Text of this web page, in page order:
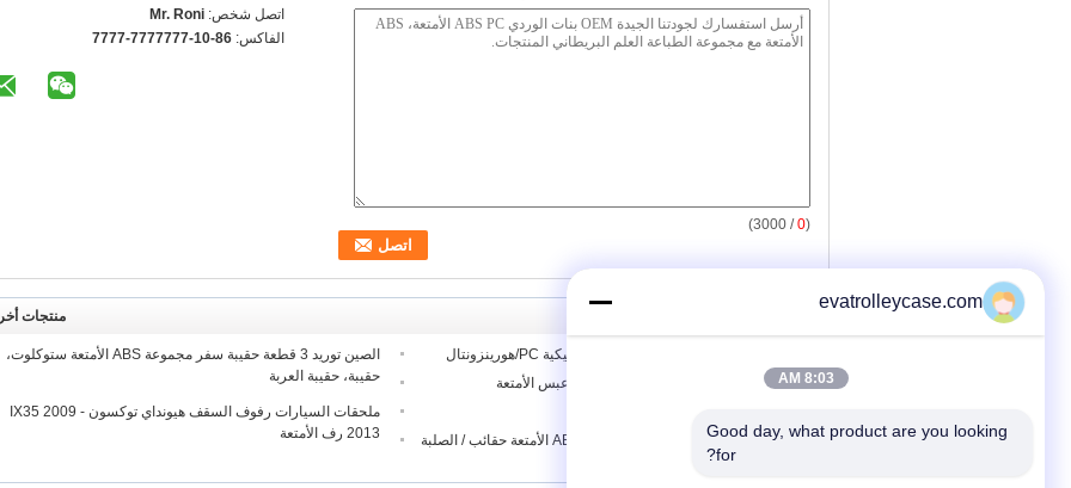
اتصل شخص: Mr. Roni
الفاكس: 86-10-7777777-7777
(
0
/ 3000)
منتجات
الصين توريد 3 قطعة حقيبة سفر مجموعة ABS الأمتعة ستوكلوت،
حقيبة، حقيبة العربة
عمودي الأمتعة في آلة بثق الورقة البلاستيكية PC/هورينزونتال
2013 20 24 28 بوصة العجلات الأعمال عبس الأمتعة
ملحقات السيارات رفوف السقف هيونداي توكسون IX35 2009 -
2013 رف الأمتعة
عرف مجموعة من الصعب قذيفة بلينغ ABS الأمتعة حقائب / الصلبة
evatrolleycase.com
8:03 AM
Good day, what product are you looking
for?